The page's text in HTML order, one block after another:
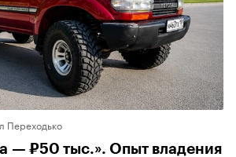
Переходько
— ₽50 тыс.». Опыт владения